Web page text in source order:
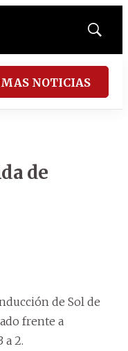
Mostrar
NOTICIAS
de
de Sol de
frente a
a 2.